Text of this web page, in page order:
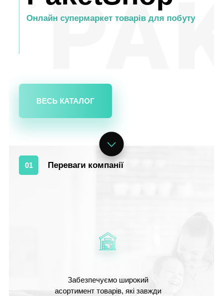
Онлайн супермаркет товарів для побуту
ВЕСЬ КАТАЛОГ
01 Переваги компанії
Забезпечуємо широкий
асортимент товарів, які завжди